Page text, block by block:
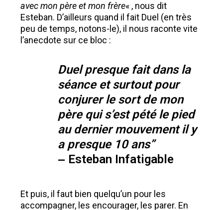
avec mon père et mon frère« , nous dit
Esteban. D’ailleurs quand il fait Duel (en très
peu de temps, notons-le), il nous raconte vite
l’anecdote sur ce bloc :
Duel presque fait dans la
séance et surtout pour
conjurer le sort de mon
père qui s’est pété le pied
au dernier mouvement il y
a presque 10 ans”
– Esteban Infatigable
Et puis, il faut bien quelqu’un pour les
accompagner, les encourager, les parer. En